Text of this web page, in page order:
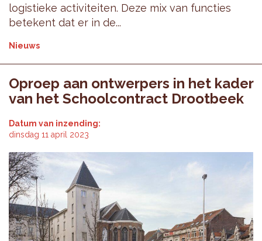
logistieke activiteiten. Deze mix van functies
betekent dat er in de...
Nieuws
Oproep aan ontwerpers in het kader
van het Schoolcontract Drootbeek
Datum van inzending:
dinsdag 11 april 2023